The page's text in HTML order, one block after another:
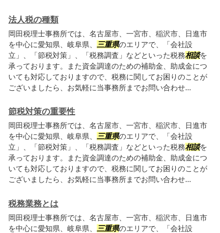
法人税の種類
岡田税理士事務所では、名古屋市、一宮市、稲沢市、日進市
を中心に愛知県、岐阜県、
三重県のエリアで、「会社設
立」、「節税対策」、「税務調査」などといった税務相談を
承っております。また資金調達のための補助金、助成金につ
いても対応しておりますので、税務に関してお困りのことが
ございましたら、お気軽に当事務所までお問い合わせ...
節税対策の重要性
岡田税理士事務所では、名古屋市、一宮市、稲沢市、日進市
を中心に愛知県、岐阜県、
三重県のエリアで、「会社設
立」、「節税対策」、「税務調査」などといった税務相談を
承っております。また資金調達のための補助金、助成金につ
いても対応しておりますので、税務に関してお困りのことが
ございましたら、お気軽に当事務所までお問い合わせ...
税務業務とは
岡田税理士事務所では、名古屋市、一宮市、稲沢市、日進市
を中心に愛知県、岐阜県、
三重県のエリアで、「会社設